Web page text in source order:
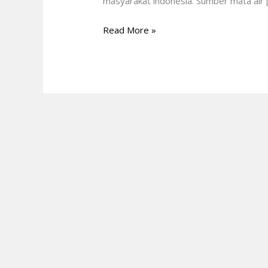
Read More »